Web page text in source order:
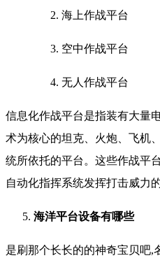
海上作战平台
空中作战平台
无人作战平台
信息化作战平台是指装有大量
术为核心的坦克、火炮、飞机
统所依托的平台。这些作战平
自动化指挥系统发挥打击威力
海洋平台设备有哪些
是刷那个长长的的神奇宝贝吧,